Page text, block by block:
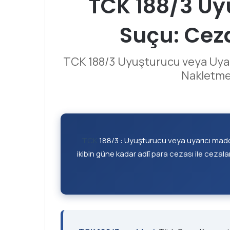
TCK 188/3
Suçu:
TCK 188/3 Uyuşturucu veya
188/3 : Uyuşturucu veya uyarıcı
ikibin güne kadar adlî para cezası ile